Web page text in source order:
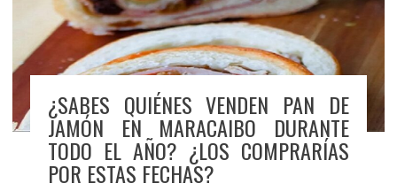
¿SABES QUIÉNES VENDEN PAN DE
JAMÓN EN MARACAIBO DURANTE
TODO EL AÑO? ¿LOS COMPRARÍAS
POR ESTAS FECHAS?